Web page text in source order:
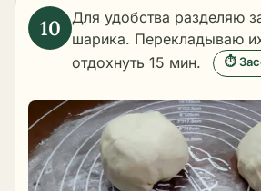
Для удобства разделяю
шарика. Перекладываю
отдохнуть 15 мин.
⏱